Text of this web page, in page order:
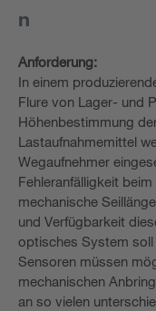
n
Anforderung:
In einem
Flure von Lager- und
Höhenbestimmung
Lastaufnahmemittel
Wegaufnehmer
Fehleranfälligkeit
mechanische
und Verfügbarkeit
optisches System
Sensoren müssen
mechanischen
an so vielen